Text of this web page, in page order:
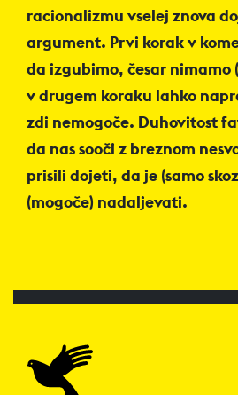
racionalizmu vselej znova
argument. Prvi korak v
da izgubimo, česar nimamo
v drugem koraku lahko
zdi nemogoče. Duhovitost
da nas sooči z breznom
prisili dojeti, da je (samo
(mogoče) nadaljevati.